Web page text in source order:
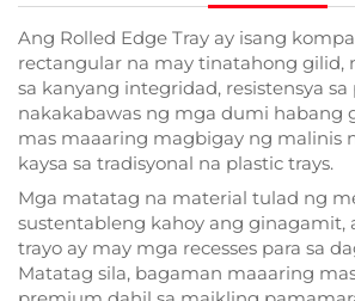
Ang Rolled Edge Tray ay isang
rectangular na may tinatahong gilid,
sa kanyang integridad, resistensya
nakakabawas ng mga dumi habang
mas maaaring magbigay ng malinis
kaysa sa tradisyonal na plastic trays.
Mga matatag na material tulad ng
sustentableng kahoy ang ginagamit,
trayo ay may mga recesses para sa
Matatag sila, bagaman maaaring